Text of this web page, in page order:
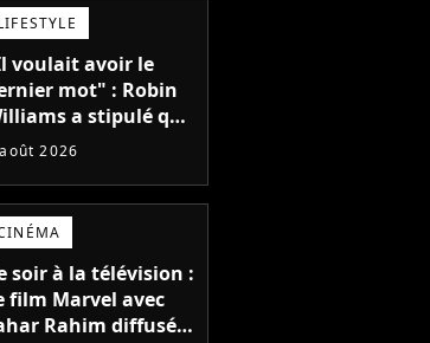
voulait avoir le
mot" : Robin
a stipulé que
voix ne pourrait
pourtant Disney
des
2026
soir à la télévision :
film Marvel avec
Rahim diffusé